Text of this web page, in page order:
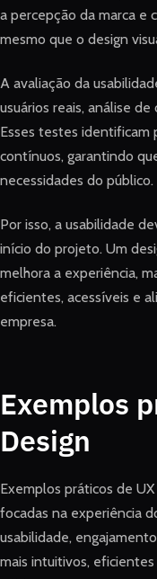
a percepção da marca e
mesmo que o design
A avaliação da
usuários reais, análise
Esses testes
contínuos, garantindo
necessidades do público.
Por isso, a usabilidade
início do projeto. Um
melhora a experiência,
eficientes, acessíveis e
empresa.
Exemplos
Design
Exemplos práticos de
focadas na experiência
usabilidade,
mais intuitivos,